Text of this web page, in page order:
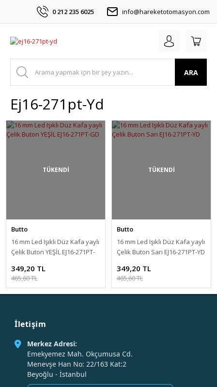
0 212 235 6025 info@hareketotomasyon.com
ARA
Ej16-271pt-Yd
TÜKENDİ
Butto
16 mm Led Işıklı Düz Kafa yaylı
Çelik Buton YEŞİL EJ16-271PT-
349,20 TL
465,60 TL
TÜKENDİ
Butto
16 mm Led Işıklı Düz Kafa yaylı
Çelik Buton Sarı EJ16-271PT-YD
349,20 TL
465,60 TL
İletişim
Merkez Adresi:
Emekyemez Mah. Okçumusa Cd.
Menevşe Han No: 22/163 Kat:2
Beyoğlu - İstanbul